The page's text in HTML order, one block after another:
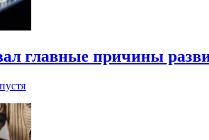
главные причины